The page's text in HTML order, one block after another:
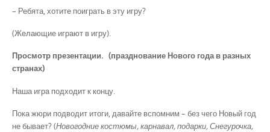
– Ребята, хотите поиграть в эту игру?
(Желающие играют в игру).
Просмотр презентации. (празднование Нового года в разных
странах)
Наша игра подходит к концу.
Пока жюри подводит итоги, давайте вспомним – без чего Новый год
не бывает? (Новогодние костюмы, карнавал, подарки, Снегурочка,